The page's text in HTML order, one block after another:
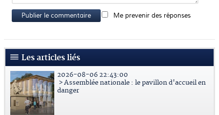
Publier le commentaire Me prevenir des réponses
Les articles liés
2026-08-06 22:43:00
> Assemblée nationale : le pavillon d'accueil en
danger